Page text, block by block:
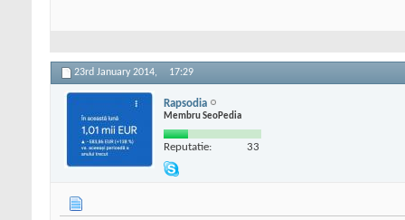
23rd January 2014, 17:29
Rapsodia
Membru SeoPedia
Reputatie: 33